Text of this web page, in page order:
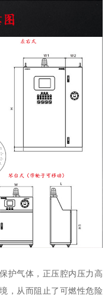
护气体，正压腔内压力高
，从而阻止了可燃性危险